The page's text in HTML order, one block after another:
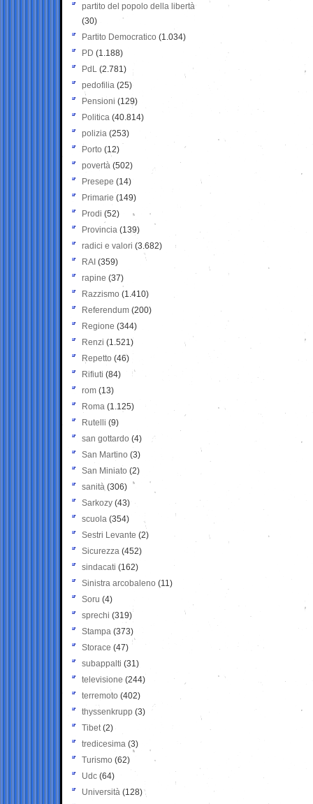
partito del popolo della libertà
(30)
Partito Democratico (1.034)
PD (1.188)
PdL (2.781)
pedofilia (25)
Pensioni (129)
Politica (40.814)
polizia (253)
Porto (12)
povertà (502)
Presepe (14)
Primarie (149)
Prodi (52)
Provincia (139)
radici e valori (3.682)
RAI (359)
rapine (37)
Razzismo (1.410)
Referendum (200)
Regione (344)
Renzi (1.521)
Repetto (46)
Rifiuti (84)
rom (13)
Roma (1.125)
Rutelli (9)
san gottardo (4)
San Martino (3)
San Miniato (2)
sanità (306)
Sarkozy (43)
scuola (354)
Sestri Levante (2)
Sicurezza (452)
sindacati (162)
Sinistra arcobaleno (11)
Soru (4)
sprechi (319)
Stampa (373)
Storace (47)
subappalti (31)
televisione(244)
terremoto (402)
thyssenkrupp (3)
Tibet(2)
tredicesima (3)
Turismo (62)
Udc (64)
Università (128)